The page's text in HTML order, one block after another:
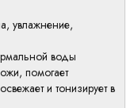
увлажнение,
воды
помогает
и тонизирует в